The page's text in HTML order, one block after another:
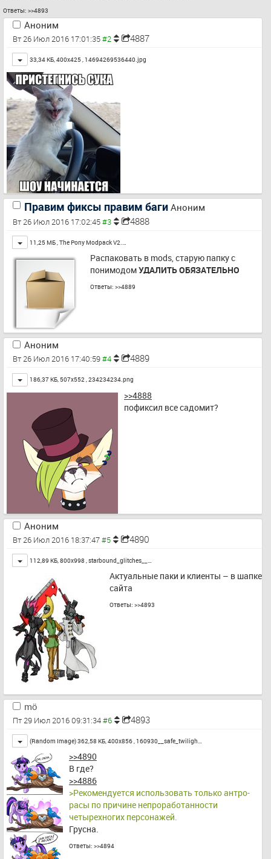
Ответы: >>4893
Аноним
Вт 26 Июл 2016 17:01:35 4887
Toggle
33,34 КБ, 400x425 , 14694269536440.jpg
Правим фиксы правим баги Аноним
Вт 26 Июл 2016 17:02:45 4888
Toggle
11,25 МБ ,The Pony Modpack V2.…
Распаковать в mods, старую папку с
понимодом УДАЛИТЬ ОБЯЗАТЕЛЬНО
Ответы: >>4889
Аноним
Вт 26 Июл 2016 17:40:59 4889
Toggle
186,37 КБ, 507x552 ,234234234.png
>>4888
пофиксил все садомит?
Аноним
Вт 26 Июл 2016 18:37:47 4890
Toggle
112,89 КБ, 800x998 , starbound_glitches__…
Актуальные паки и клиенты – в шапке
сайта
Ответы: >>4893
mö
Пт 29 Июл 2016 09:31:34 4893
Toggle
(Random Image) 362,58 КБ, 400x856 , 160930__safe_twiligh…
>>4890
В где?
>>4886
>Рекомендуется использовать только антро-
расы по причине непроработанности
четырехногих персонажей.
Грусна.
Ответы: >>4894